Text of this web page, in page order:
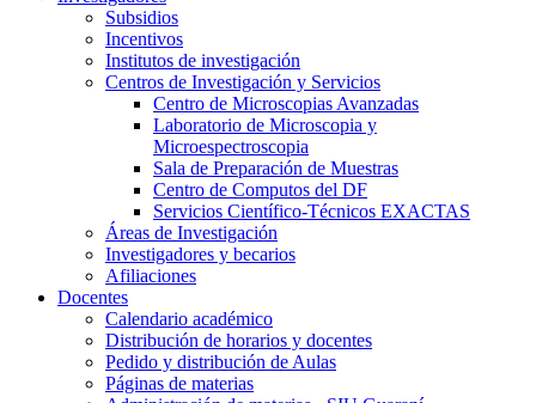
Subsidios
Incentivos
Institutos de investigación
Centros de Investigación y Servicios
Centro de Microscopias Avanzadas
Laboratorio de Microscopia y
Microespectroscopia
Sala de Preparación de Muestras
Centro de Computos del DF
Servicios Científico-Técnicos EXACTAS
Áreas de Investigación
Investigadores y becarios
Afiliaciones
Docentes
Calendario académico
Distribución de horarios y docentes
Pedido y distribución de Aulas
Páginas de materias